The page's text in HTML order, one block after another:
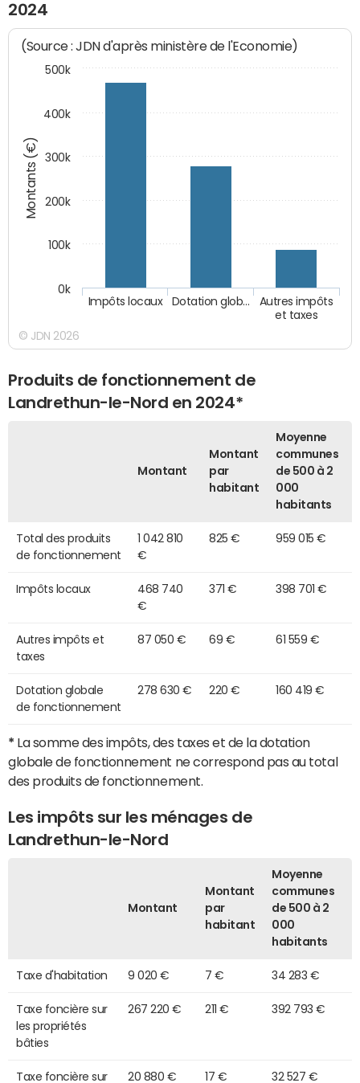
2024
Montants (€)
(Source : JDN d'après ministère de l'Economie)
Autres impôts
et taxes
Dotation glob…
Impôts locaux
0k
100k
200k
300k
400k
500k
© JDN 2026
Produits de fonctionnement de
Landrethun-le-Nord en 2024*
Montant
Montant
par
habitant
Moyenne
communes
de 500 à 2
000
habitants
Total des produits
de fonctionnement
1 042 810
€
825 € 959 015 €
Impôts locaux
468 740
€
371 € 398 701 €
Autres impôts et
taxes
87 050 € 69 € 61 559 €
Dotation globale
de fonctionnement
278 630 € 220 € 160 419 €
* La somme des impôts, des taxes et de la dotation
globale de fonctionnement ne correspond pas au total
des produits de fonctionnement.
Les impôts sur les ménages de
Landrethun-le-Nord
Montant
Montant
par
habitant
Moyenne
communes
de 500 à 2
000
habitants
Taxe d'habitation 9 020 € 7 € 34 283 €
Taxe foncière sur
les propriétés
bâties
267 220 € 211 € 392 793 €
Taxe foncière sur 20 880 € 17 € 32 527 €